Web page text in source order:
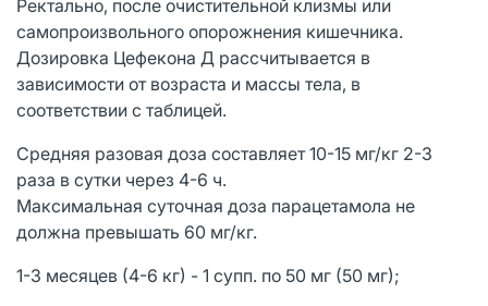
Ректально, после очистительной клизмы или
самопроизвольного опорожнения кишечника.
Дозировка Цефекона Д рассчитывается в
зависимости от возраста и массы тела, в
соответствии с таблицей.
Средняя разовая доза составляет 10-15 мг/кг 2-3
раза в сутки через 4-6 ч.
Максимальная суточная доза парацетамола не
должна превышать 60 мг/кг.
1-3 месяцев (4-6 кг) - 1 супп. по 50 мг (50 мг);